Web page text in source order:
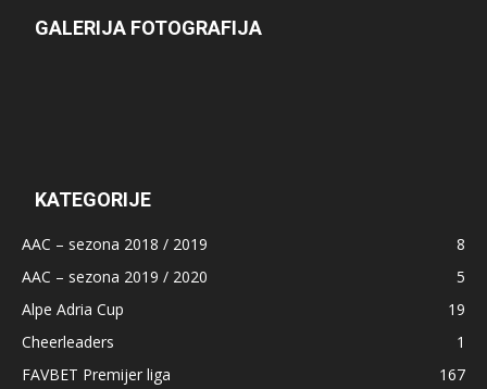
GALERIJA FOTOGRAFIJA
KATEGORIJE
AAC – sezona 2018 / 2019
8
AAC – sezona 2019 / 2020
5
Alpe Adria Cup
19
Cheerleaders
1
FAVBET Premijer liga
167